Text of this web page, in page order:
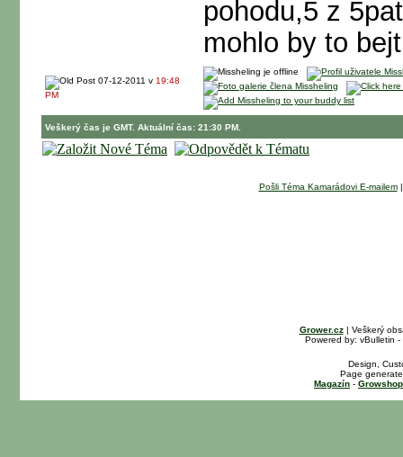
pohodu,5 z
mohlo by to
07-12-2011 v 19:48
PM
Veškerý čas je GMT. Aktuální čas: 21:30 PM.
Pošli Téma Kamarádovi E-mailem
Grower.cz| Veškerý
Powered by: vBulletin
Design,
Page
Magazín -